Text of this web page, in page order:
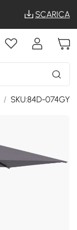
SCARICA
/ SKU:84D-074GY